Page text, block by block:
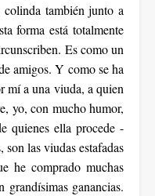
también junto a
forma está totalmente
Es como un
amigos. Y como se ha
mí a una viuda, a quien
yo, con mucho humor,
quienes ella procede -
las viudas estafadas
he comprado muchas
grandísimas ganancias.